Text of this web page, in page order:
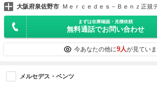
大阪府泉佐野市
まずは在庫確認・見積依頼
無料通話でお問い合わせ
今あなたの他に9人が見てい
メルセデス・ベンツ